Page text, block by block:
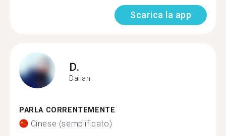
Scarica la app
D.
Dalian
PARLA CORRENTEMENTE
Cinese (semplificato)